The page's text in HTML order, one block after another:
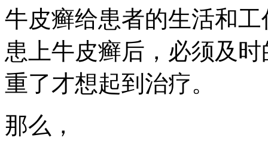
牛皮癣给患者的生活和
患上牛皮癣后，必须及
重了才想起到治疗。
那么，